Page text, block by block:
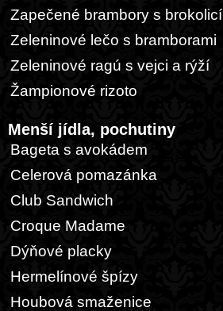
Zapečené brambory s brokolicí
Zeleninové lečo s bramborami
Zeleninové ragú s vejci a rýží
Žampionové rizoto
Menší jídla, pochutiny
Bageta s avokádem
Celerová pomazánka
Club Sandwich
Croque Madame
Dýňové placky
Hermelínové špízy
Houbová smaženice